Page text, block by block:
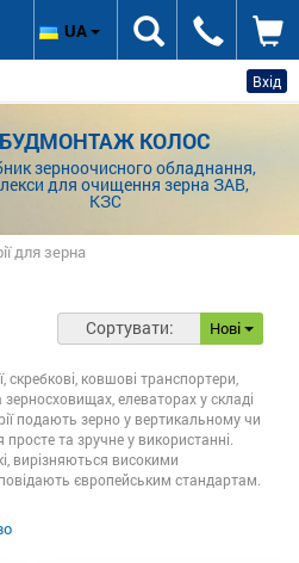
Вхід
БУДМОНТАЖ КОЛОС
зерноочисного обладнання,
для очищення зерна ЗАВ,
КЗС
UA
для зерна
Сортувати: Нові
скребкові, ковшові транспортери,
елеваторах у складі
подають зерно у вертикальному чи
та зручне у використанні.
вирізняються високими
європейським стандартам.